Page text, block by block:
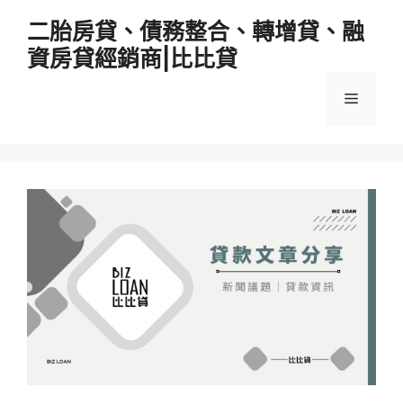
二胎房貸、債務整合、轉增貸、融
資房貸經銷商|比比貸
選